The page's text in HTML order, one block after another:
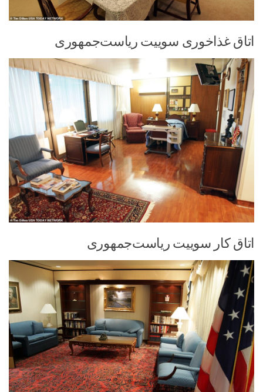
اتاق غذاخوری سوییت ریاست‌جمهوری
اتاق کار سوییت ریاست‌جمهوری